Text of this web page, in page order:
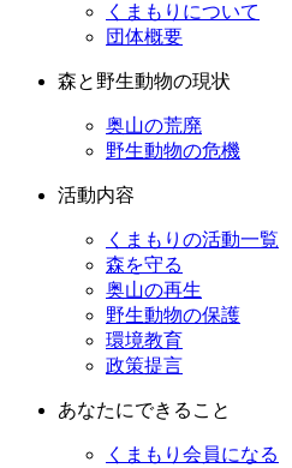
くまもりについて
団体概要
森と野生動物の現状
奥山の荒廃
野生動物の危機
活動内容
くまもりの活動一覧
森を守る
奥山の再生
野生動物の保護
環境教育
政策提言
あなたにできること
くまもり会員になる